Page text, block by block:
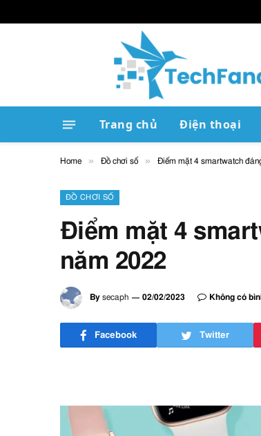
Trang chủ Điện thoại
Home » Đồ chơi số » Điểm mặt 4 smartwatch
ĐỒ CHƠI SỐ
Điểm mặt 4
năm 2022
By secaph 02/02/2023 Không có
Facebook Twitter